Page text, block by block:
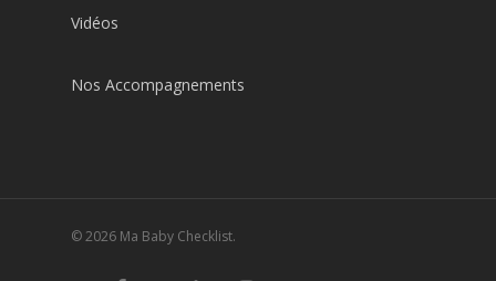
Vidéos
Nos Accompagnements
© 2026 Ma Baby Checklist.